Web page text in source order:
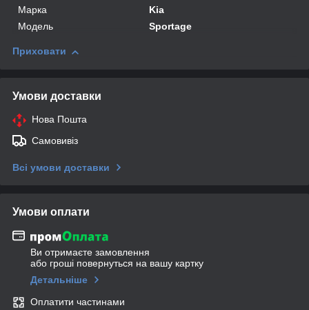
Марка
Kia
Модель
Sportage
Приховати
Умови доставки
Нова Пошта
Самовивіз
Всі умови доставки
Умови оплати
Ви отримаєте замовлення
або гроші повернуться на вашу картку
Детальніше
Оплатити частинами